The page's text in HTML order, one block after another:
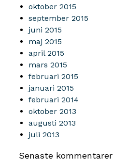
oktober 2015
september 2015
juni 2015
maj 2015
april 2015
mars 2015
februari 2015
januari 2015
februari 2014
oktober 2013
augusti 2013
juli 2013
Senaste kommentarer